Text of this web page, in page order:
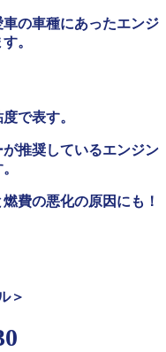
の車種にあったエンジ
。
で表す。
推奨しているエンジン
費の悪化の原因にも！
＞